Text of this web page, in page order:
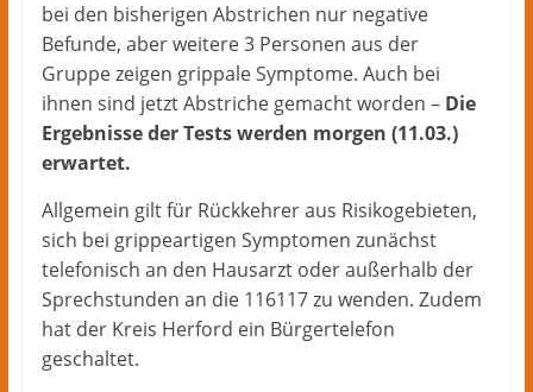
bei den bisherigen Abstrichen nur negative
Befunde, aber weitere 3 Personen aus der
Gruppe zeigen grippale Symptome. Auch bei
ihnen sind jetzt Abstriche gemacht worden – Die
Ergebnisse der Tests werden morgen (11.03.)
erwartet.
Allgemein gilt für Rückkehrer aus Risikogebieten,
sich bei grippeartigen Symptomen zunächst
telefonisch an den Hausarzt oder außerhalb der
Sprechstunden an die 116117 zu wenden. Zudem
hat der Kreis Herford ein Bürgertelefon
geschaltet.